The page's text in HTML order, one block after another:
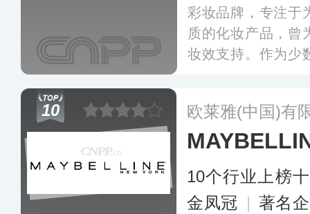
彩妆品牌，专注于
质的化妆产品，曾
妆效支持。作为少
地区，致力于通过
业发展。更多
10 欧莱雅(中国)有
10个行业上榜
金凤冠 | 著名